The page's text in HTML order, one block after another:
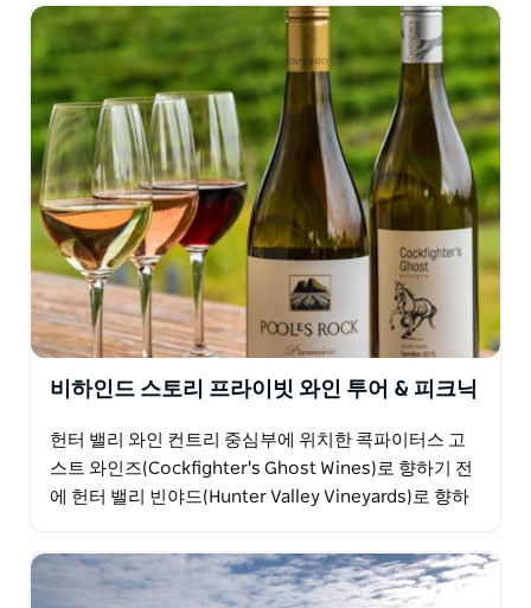
리…
비하인드 스토리 프라이빗 와인 투어 & 피크닉
헌터 밸리 와인 컨트리 중심부에 위치한 콕파이터스 고
스트 와인즈(Cockfighter's Ghost Wines)로 향하기 전
에 헌터 밸리 빈야드(Hunter Valley Vineyards)로 향하